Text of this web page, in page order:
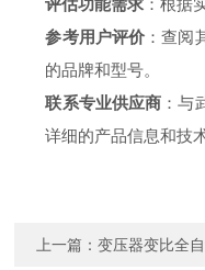
评估功能需求 ：根据
参考用户评价 ：查阅
的品牌和型号。
联系专业供应商 ：与
详细的产品信息和技
上一篇：变压器变比全